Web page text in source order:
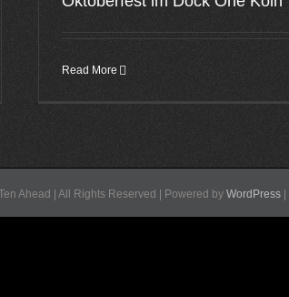
Read More
Ahead | All Rights Reserved | Powered by WordPress